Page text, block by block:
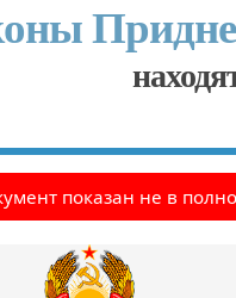
показан не в